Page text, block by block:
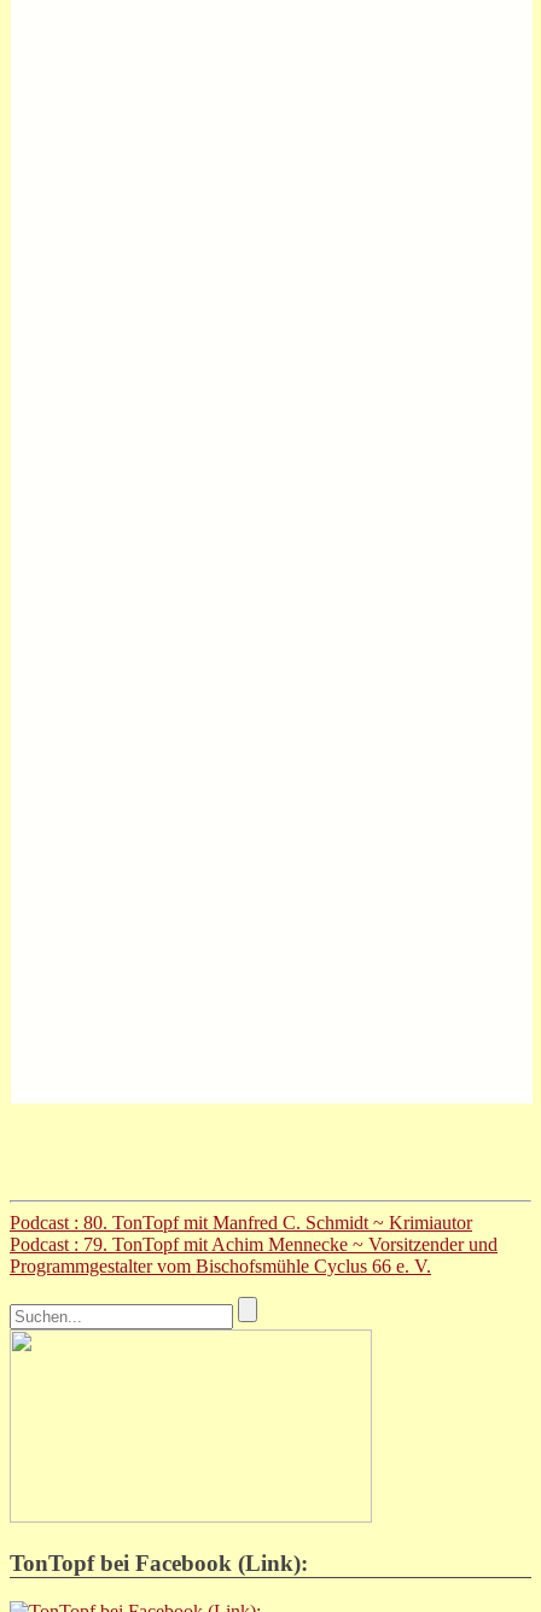
Podcast : 80. TonTopf mit Manfred C. Schmidt ~ Krimiautor
Podcast : 79. TonTopf mit Achim Mennecke ~ Vorsitzender und
Programmgestalter vom Bischofsmühle Cyclus 66 e. V.
TonTopf bei Facebook (Link):